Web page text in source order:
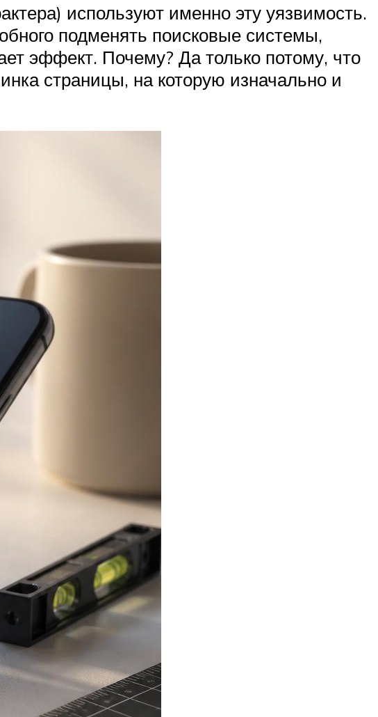
используют именно эту уязвимость.
подменять поисковые системы,
эффект. Почему? Да только потому, что
страницы, на которую изначально и